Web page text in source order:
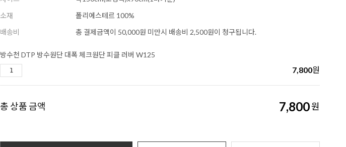
소재
폴리에스테르 100%
배송비
총 결제금액이 50,000원 미만시 배송비 2,500원이 청구됩니다.
방수천 DTP 방수원단 대폭 체크원단 피클 러버 W125
7,800원
총 상품 금액 7,800원